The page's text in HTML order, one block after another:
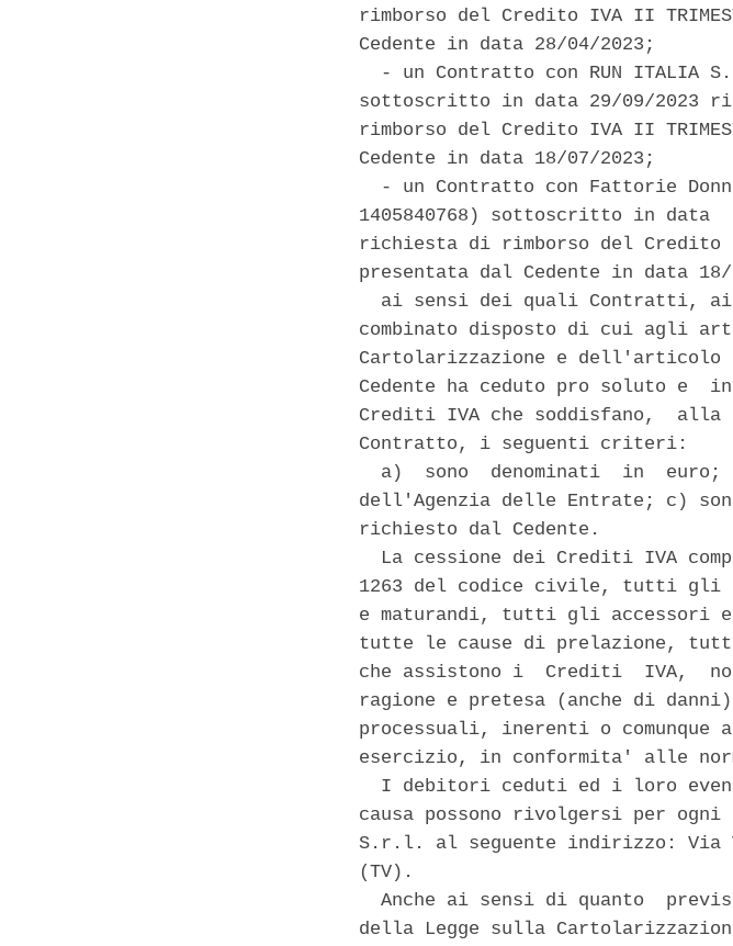
rimborso del Credito IVA II
Cedente in data 28/04/2023;
- un Contratto con RUN ITALIA
sottoscritto in data 29/09/
rimborso del Credito IVA II
Cedente in data 18/07/2023;
- un Contratto con Fattorie
1405840768) sottoscritto in
richiesta di rimborso del Credito
presentata dal Cedente in data 18/
ai sensi dei quali Contratti,
combinato disposto di cui agli
Cartolarizzazione e
Cedente ha ceduto pro soluto
Crediti IVA che soddisfano,
Contratto, i seguenti criteri:
a)  sono  denominati  in
dell'Agenzia delle Entrate; c)
richiesto dal Cedente.
La cessione dei Crediti IVA
1263 del codice civile, tutti gli
e maturandi, tutti gli
tutte le cause di prelazione,
che assistono i  Crediti  IVA,
ragione e pretesa (anche di
processuali, inerenti o
esercizio, in conformita' alle
I debitori ceduti ed i loro
causa possono rivolgersi per ogni
S.r.l. al seguente indirizzo:
(TV).
Anche ai sensi di quanto
della Legge sulla